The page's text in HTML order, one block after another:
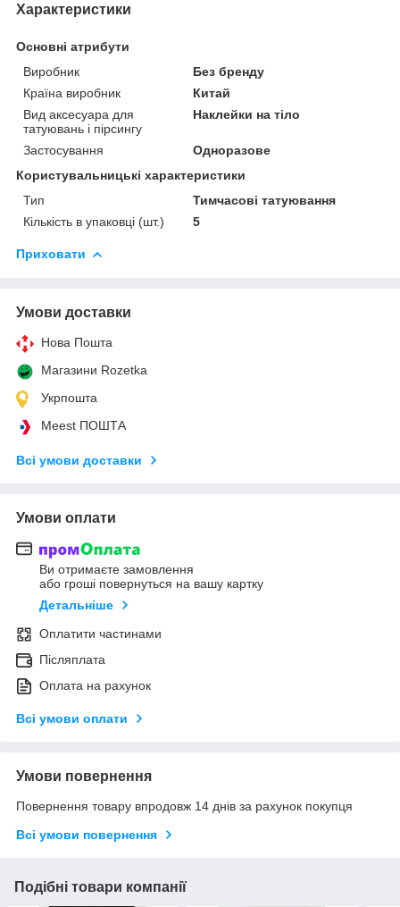
Характеристики
Основні атрибути
Виробник
Без бренду
Країна виробник
Китай
Вид аксесуара для
татуювань і пірсингу
Наклейки на тіло
Застосування
Одноразове
Користувальницькі характеристики
Тип
Тимчасові татуювання
Кількість в упаковці (шт.)
5
Приховати
Умови доставки
Нова Пошта
Магазини Rozetka
Укрпошта
Meest ПОШТА
Всі умови доставки
Умови оплати
Ви отримаєте замовлення
або гроші повернуться на вашу картку
Детальніше
Оплатити частинами
Післяплата
Оплата на рахунок
Всі умови оплати
Умови повернення
Повернення товару впродовж 14 днів за рахунок покупця
Всі умови повернення
Подібні товари компанії